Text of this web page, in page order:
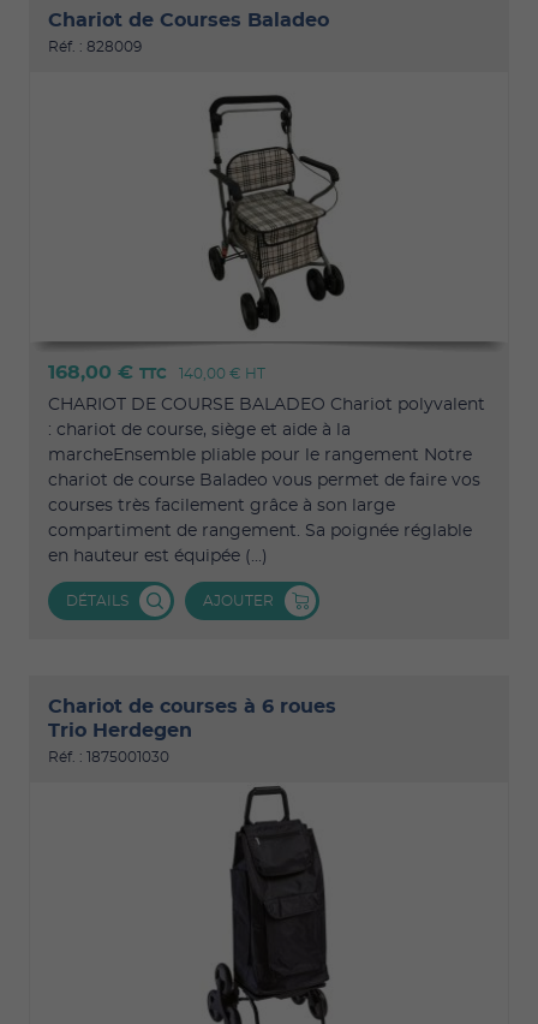
Chariot de Courses Baladeo
Réf. : 828009
168,00 € TTC 140,00 € HT
CHARIOT DE COURSE BALADEO Chariot polyvalent
: chariot de course, siège et aide à la
marcheEnsemble pliable pour le rangement Notre
chariot de course Baladeo vous permet de faire vos
courses très facilement grâce à son large
compartiment de rangement. Sa poignée réglable
en hauteur est équipée (...)
DÉTAILS AJOUTER
Chariot de courses à 6 roues
Trio Herdegen
Réf. : 1875001030